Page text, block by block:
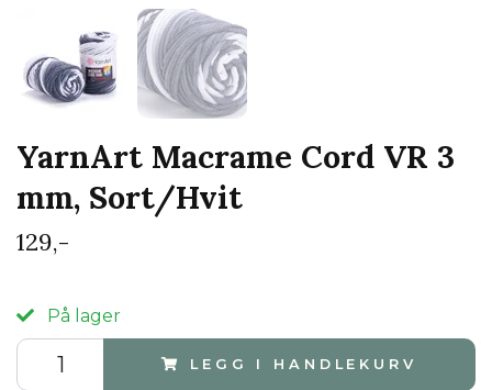
YarnArt Macrame Cord VR 3
mm, Sort/Hvit
129,-
På lager
LEGG I HANDLEKURV